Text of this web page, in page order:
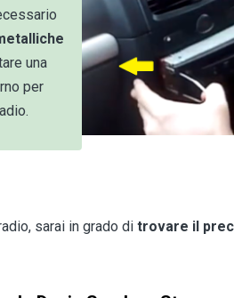
una
per
sarai in grado di trovare il